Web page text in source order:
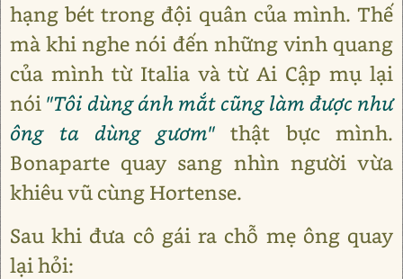
hạng bét trong đội quân của mình. Thế
mà khi nghe nói đến những vinh quang
của mình từ Italia và từ Ai Cập mụ lại
nói "Tôi dùng ánh mắt cũng làm được như
ông ta dùng gươm"thật bực mình.
Bonaparte quay sang nhìn người vừa
khiêu vũ cùng Hortense.
Sau khi đưa cô gái ra chỗ mẹ ông quay
lại hỏi: